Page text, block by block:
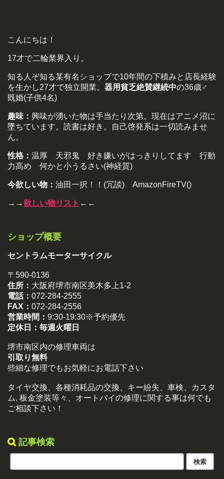
こんにちは！
17才で二輪業界入り。
知る人ぞ知る某有名ショップで10年間の下積みと店長経験
を生かし27才で独立開業。 器用貧乏絶賛継続中の36歳♂
既婚(子供4名)
趣味： 興味が湧いた物は手当たり次第。現在はアニメ沼に
墜ちています。読書は好き。自己啓発系は一切読みませ
ん。
性格： 温厚 天邪鬼 好き嫌いがはっきりしてます 行動
力高め 何かと小うるさい(神経質)
今欲しい物： 油田一択！！(冗談) AmazonFireTV()
→→欲しい物リスト ←←
ショップ概要
セントラムモーターサイクル
〒590-0136
住所： 大阪府堺市南区美木多上1-2
電話： 072-284-2555
FAX： 072-284-2556
営業時間： 9:30-19:30※予約優先
定休日： 毎週火曜日
堺市南区内の修理車両は
引取り無料
些細な修理でもお気軽にお電話下さい
タイヤ交換、各種消耗品の交換、キー紛失、車検、カスタ
ム, 板金塗装等々、オートバイの修理に関する事は何でも
ご相談下さい！
記事検索